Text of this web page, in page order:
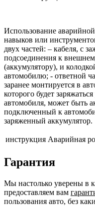
Использование
навыков или
двух частей: – кабеля, с
подсоединения к
(аккумулятору), и
автомобилю; - ответной
заранее монтируется в
которого будет
автомобиля, может быть
подключенный к
заряженный аккумулятор.
инструкция Аварийная
Гарантия
Мы настолько уверены в
предоставляем вам
пользования авто, без